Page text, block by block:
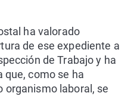
ha valorado
de ese expediente a
de Trabajo y ha
que, como se ha
organismo laboral, se